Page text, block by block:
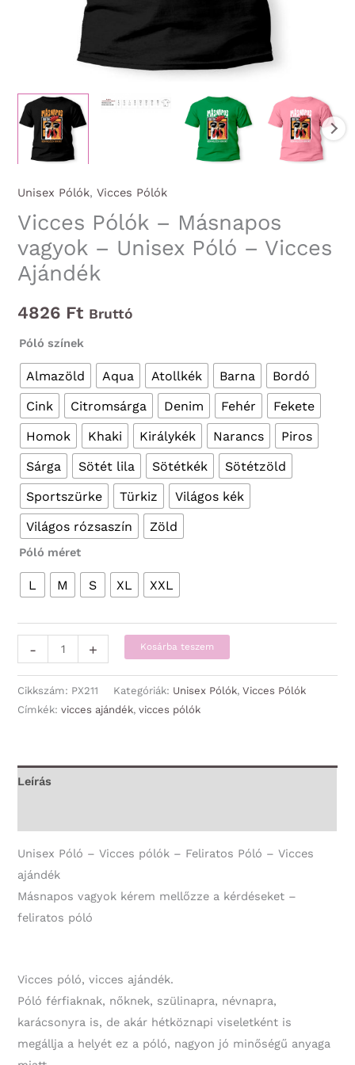
Unisex Pólók,Vicces Pólók
Vicces Pólók – Másnapos
vagyok – Unisex Póló – Vicces
Ajándék
4826 Ft Bruttó
Póló színek
Almazöld Aqua Atollkék Barna
Bordó
Cink
Citromsárga Denim Fehér
Fekete
Homok
Khaki Királykék Narancs
Piros
Sárga
Sötét lila Sötétkék
Sötétzöld
Sportszürke
Türkiz
Világos kék
Világos rózsaszín
Zöld
Póló méret
L M S XL XXL
-
Pólók
-
Másnapos
Ajándék
mennyiség
+ Kosárba teszem
Cikkszám: PX211 Kategóriák: Unisex Pólók,Vicces Pólók
Címkék:vicces ajándék,vicces pólók
Leírás
Unisex Póló – Vicces pólók – Feliratos Póló – Vicces
ajándék
Másnapos vagyok kérem mellőzze a kérdéseket –
feliratos póló
Vicces póló, vicces ajándék.
Póló férfiaknak, nőknek, szülinapra, névnapra,
karácsonyra is, de akár hétköznapi viseletként is
megállja a helyét ez a póló, nagyon jó minőségű anyaga